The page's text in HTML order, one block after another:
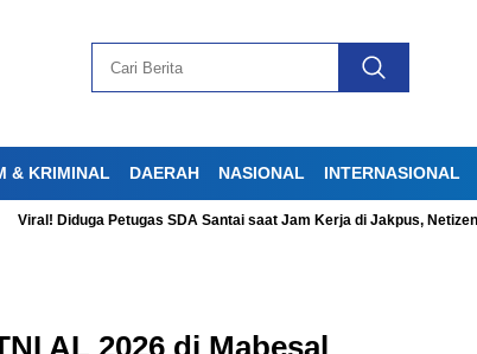
& KRIMINAL DAERAH NASIONAL INTERNASIONAL
Diduga Petugas SDA Santai saat Jam Kerja di Jakpus, Netizen Geram
AL 2026 di Mabesal